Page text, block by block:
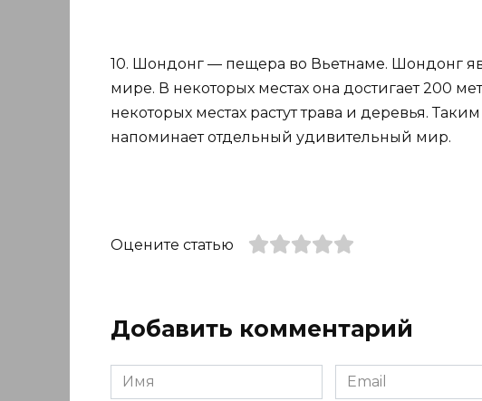
10. Шондонг — пещера во Вьетнаме. Шондонг
мире. В некоторых местах она достигает 200
некоторых местах растут трава и деревья.
напоминает отдельный удивительный мир.
Оцените статью
Добавить комментарий
Имя
*
Email
*